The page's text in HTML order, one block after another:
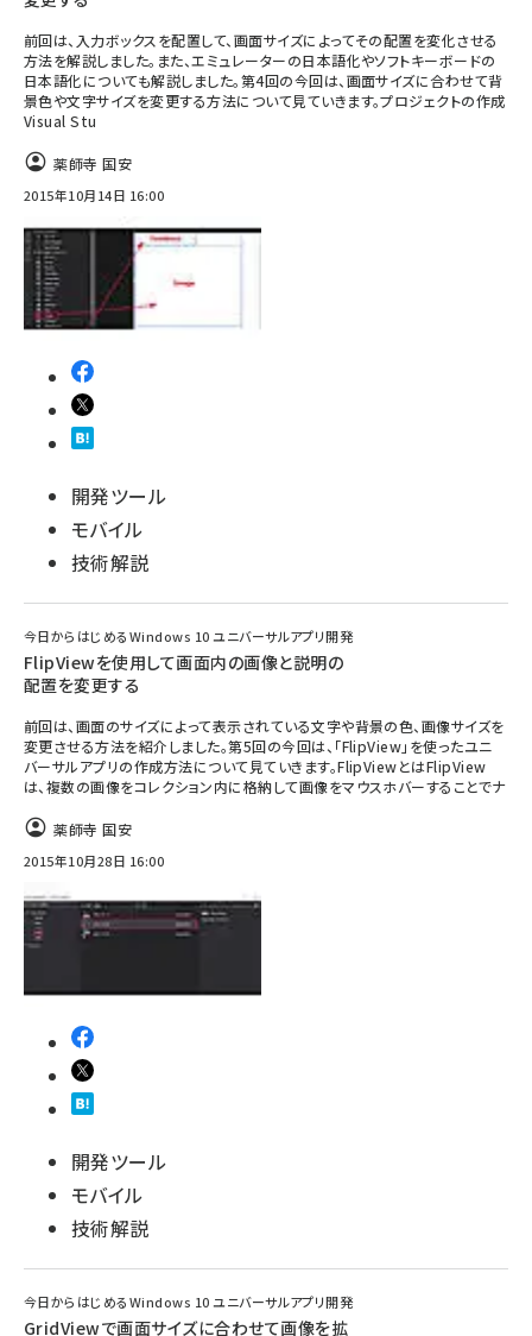
前回は、入力ボックスを配置して、画面サイズによってその配置を変化させる
方法を解説しました。また、エミュレーターの日本語化やソフトキーボードの
日本語化についても解説しました。第4回の今回は、画面サイズに合わせて背
景色や文字サイズを変更する方法について見ていきます。プロジェクトの作成
Visual Stu
薬師寺 国安
2015年10月14日 16:00
開発ツール
モバイル
技術解説
今日からはじめるWindows 10 ユニバーサルアプリ開発
FlipViewを使用して画面内の画像と説明の
配置を変更する
前回は、画面のサイズによって表示されている文字や背景の色、画像サイズを
変更させる方法を紹介しました。第5回の今回は、「FlipView」を使ったユニ
バーサルアプリの作成方法について見ていきます。FlipViewとはFlipView
は、複数の画像をコレクション内に格納して画像をマウスホバーすることでナ
薬師寺 国安
2015年10月28日 16:00
開発ツール
モバイル
技術解説
今日からはじめるWindows 10 ユニバーサルアプリ開発
GridViewで画面サイズに合わせて画像を拡